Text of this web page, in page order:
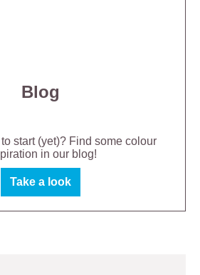
Blog
start (yet)? Find some colour
in our blog!
Take a look